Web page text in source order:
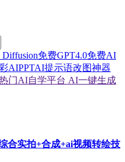
Diffusion免费GPT4.0免费AI
AIPPTAI提示语改图神器
门AI自学平台 AI一键生成
合实拍+合成+ai视频转绘技